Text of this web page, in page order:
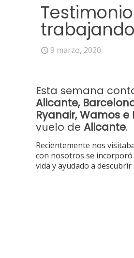
9 marzo, 2020
Esta semana
Alicante,
Ryanair, Wamos e
vuelo deAlicante.
Recientemente nos
con nosotros se incorporó
vida y ayudado a